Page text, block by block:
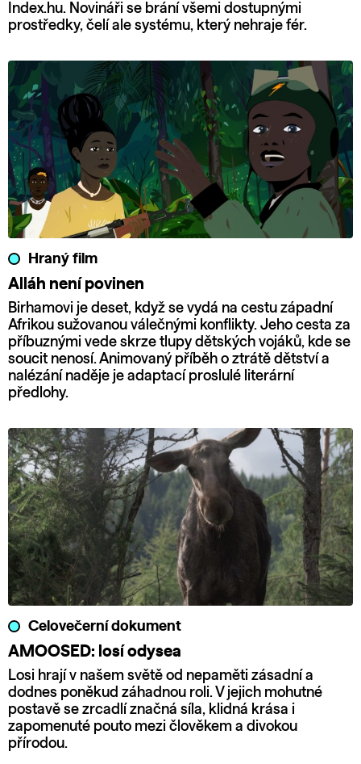
Index.hu. Novináři se brání všemi dostupnými
prostředky, čelí ale systému, který nehraje fér.
Hraný film
Alláh není povinen
Birhamovi je deset, když se vydá na cestu západní
Afrikou sužovanou válečnými konflikty. Jeho cesta za
příbuznými vede skrze tlupy dětských vojáků, kde se
soucit nenosí. Animovaný příběh o ztrátě dětství a
nalézání naděje je adaptací proslulé literární
předlohy.
Celovečerní dokument
AMOOSED: losí odysea
Losi hrají v našem světě od nepaměti zásadní a
dodnes poněkud záhadnou roli. V jejich mohutné
postavě se zrcadlí značná síla, klidná krása i
zapomenuté pouto mezi člověkem a divokou
přírodou.